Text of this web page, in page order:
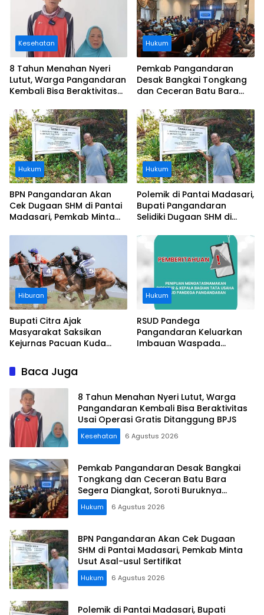
Kesehatan
8 Tahun Menahan Nyeri
Lutut, Warga Pangandaran
Kembali Bisa Beraktivitas
Ditanggung BPJS
Hukum
Pemkab Pangandaran
Desak Bangkai Tongkang
dan Ceceran Batu Bara
Buruknya Koordinasi
Perusahaan
Hukum
BPN Pangandaran Akan
Cek Dugaan SHM di Pantai
Madasari, Pemkab Minta
Hukum
Polemik di Pantai Madasari,
Bupati Pangandaran
Selidiki Dugaan SHM di
Pantai
Hiburan
Bupati Citra Ajak
Masyarakat Saksikan
Kejurnas Pacuan Kuda
Legokjawa
Hukum
RSUD Pandega
Pangandaran Keluarkan
Imbauan Waspada
Baca Juga
8 Tahun Menahan Nyeri Lutut, Warga
Pangandaran Kembali Bisa Beraktivitas
Usai Operasi Gratis Ditanggung BPJS
Kesehatan 6 Agustus 2026
Pemkab Pangandaran Desak Bangkai
Tongkang dan Ceceran Batu Bara
Segera Diangkat, Soroti Buruknya
Koordinasi Perusahaan
Hukum 6 Agustus 2026
BPN Pangandaran Akan Cek Dugaan
SHM di Pantai Madasari, Pemkab Minta
Usut Asal-usul Sertifikat
Hukum 6 Agustus 2026
Polemik di Pantai Madasari, Bupati